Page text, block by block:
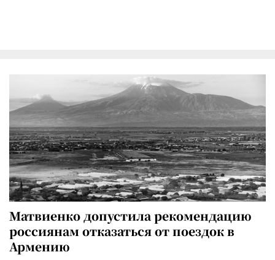
Матвиенко допустила рекомендацию
россиянам отказаться от поездок в
Армению